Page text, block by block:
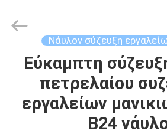
ΣΠΊΤΙ
ΠΡΟΪΌΝΤΑ
Reserved.
Developed
Νάυλον σύζευξη
Εύκαμπτη
πετρελαίου
εργαλείων
B24